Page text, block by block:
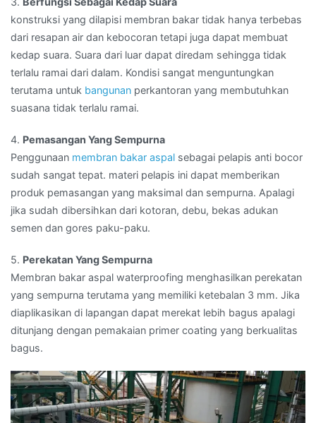
konstruksi yang dilapisi membran bakar tidak hanya terbebas
dari resapan air dan kebocoran tetapi juga dapat membuat
kedap suara. Suara dari luar dapat diredam sehingga tidak
terlalu ramai dari dalam. Kondisi sangat menguntungkan
terutama untuk bangunan perkantoran yang membutuhkan
suasana tidak terlalu ramai.
4. Pemasangan Yang Sempurna
Penggunaan membran bakar aspal sebagai pelapis anti bocor
sudah sangat tepat. materi pelapis ini dapat memberikan
produk pemasangan yang maksimal dan sempurna. Apalagi
jika sudah dibersihkan dari kotoran, debu, bekas adukan
semen dan gores paku-paku.
5. Perekatan Yang Sempurna
Membran bakar aspal waterproofing menghasilkan perekatan
yang sempurna terutama yang memiliki ketebalan 3 mm. Jika
diaplikasikan di lapangan dapat merekat lebih bagus apalagi
ditunjang dengan pemakaian primer coating yang berkualitas
bagus.